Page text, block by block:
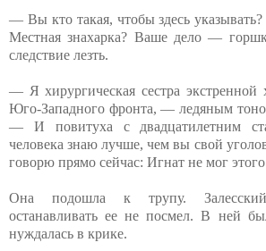
— Вы кто такая, чтобы здесь указ
Местная знахарка? Ваше дело —
следствие лезть.
— Я хирургическая сестра экстренной
Юго-Западного фронта, — ледяным
— И повитуха с двадцатилетним
человека знаю лучше, чем вы свой
говорю прямо сейчас: Игнат не мог этого
Она подошла к трупу.
останавливать ее не посмел. В ней
нуждалась в крике.